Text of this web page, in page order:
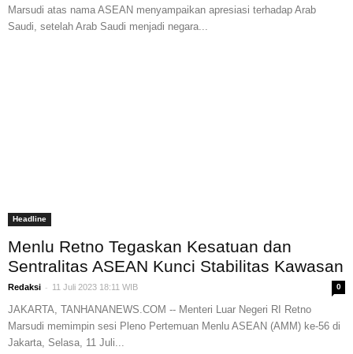
Marsudi atas nama ASEAN menyampaikan apresiasi terhadap Arab
Saudi, setelah Arab Saudi menjadi negara...
Headline
Menlu Retno Tegaskan Kesatuan dan
Sentralitas ASEAN Kunci Stabilitas Kawasan
Redaksi - 11 Juli 2023 18:11 WIB 0
JAKARTA, TANHANANEWS.COM -- Menteri Luar Negeri RI Retno
Marsudi memimpin sesi Pleno Pertemuan Menlu ASEAN (AMM) ke-56 di
Jakarta, Selasa, 11 Juli...